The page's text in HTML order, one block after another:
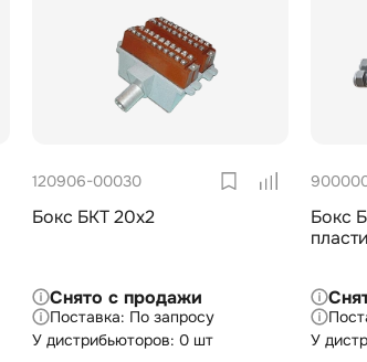
120906-00030
Бокс БКТ 20х2
Снято с продажи
По запросу
У дистрибьюторов: 0 шт
Бокс
У